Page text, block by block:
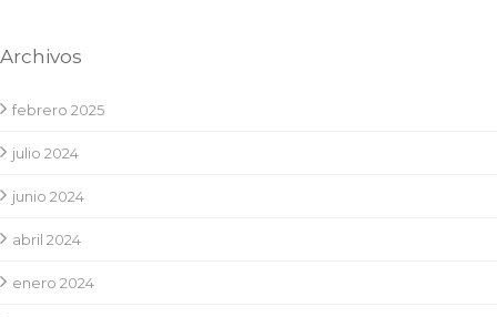
Archivos
febrero 2025
julio 2024
junio 2024
abril 2024
enero 2024